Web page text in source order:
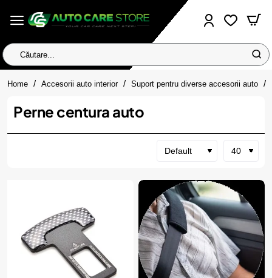
Căutare...
Home homeAccesorii auto interior Suport pentru diverse accesorii auto
Perne centura auto